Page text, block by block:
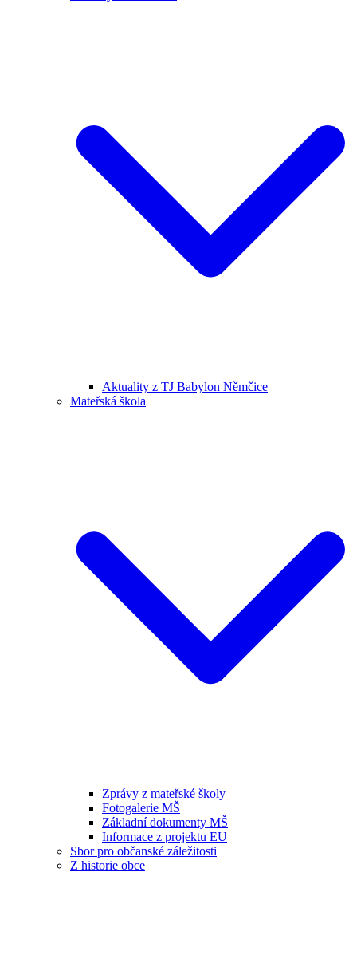
Aktuality z TJ Babylon Němčice
Mateřská škola
Zprávy z mateřské školy
Fotogalerie MŠ
Základní dokumenty MŠ
Informace z projektu EU
Sbor pro občanské záležitosti
Z historie obce